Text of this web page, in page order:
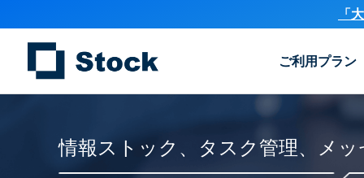
「
ご利用プラン
情報ストック、タスク管理、メ